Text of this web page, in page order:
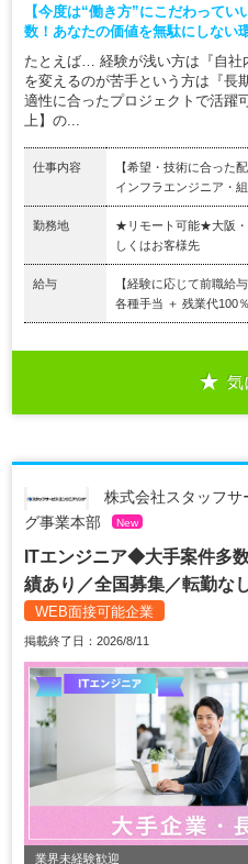
【今度は“働き方”にこだわって
数！あなたの価値を無駄にしない
たとえば… 経験が浅い方は『自社
を変えるのが苦手という方は『長
適性に合ったプロジェクトで活躍
上】の...
仕事内容
【希望・技術に合った
インフラエンジニア・
勤務地
★リモート可能★大阪・
しくはお客様先
給与
【経験に応じて前職給
各種手当 ＋ 残業代100％
気
株式会社スタッフ
グ事業本部
New
ITエンジニア◆大手案件多
績あり／全国募集／転勤な
WEB面接可能企業
掲載終了日：2026/8/11
業界未経験歓迎